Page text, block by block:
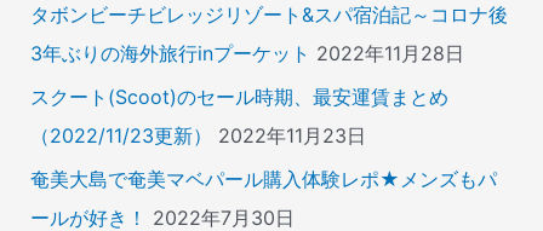
タボンビーチビレッジリゾート&スパ宿泊記～コロナ後
3年ぶりの海外旅行inプーケット 2022年11月28日
スクート(Scoot)のセール時期、最安運賃まとめ
（2022/11/23更新）
2022年11月23日
奄美大島で奄美マベパール購入体験レポ★メンズもパ
ールが好き！
2022年7月30日